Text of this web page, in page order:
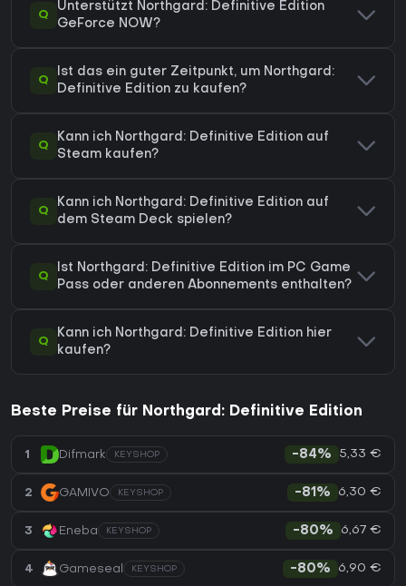
Q
Unterstützt Northgard: Definitive Edition
GeForce NOW?
Q
Ist das ein guter Zeitpunkt, um Northgard:
Definitive Edition zu kaufen?
Q
Kann ich Northgard: Definitive Edition auf
Steam kaufen?
Q
Kann ich Northgard: Definitive Edition auf
dem Steam Deck spielen?
Q
Ist Northgard: Definitive Edition im PC Game
Pass oder anderen Abonnements enthalten?
Q
Kann ich Northgard: Definitive Edition hier
kaufen?
Beste Preise für Northgard: Definitive Edition
1 Difmark KEYSHOP -84% 5,33 €
2 GAMIVO KEYSHOP -81% 6,30 €
3 Eneba KEYSHOP -80% 6,67 €
4 Gameseal KEYSHOP -80% 6,90 €